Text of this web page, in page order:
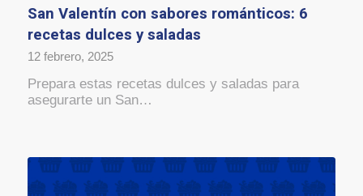
San Valentín con sabores románticos: 6
recetas dulces y saladas
12 febrero, 2025
Prepara estas recetas dulces y saladas para
asegurarte un San…